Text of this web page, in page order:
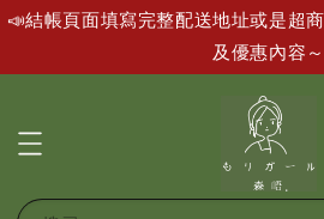
📣結帳頁面填寫完整配送地址或是超
及優惠內容～